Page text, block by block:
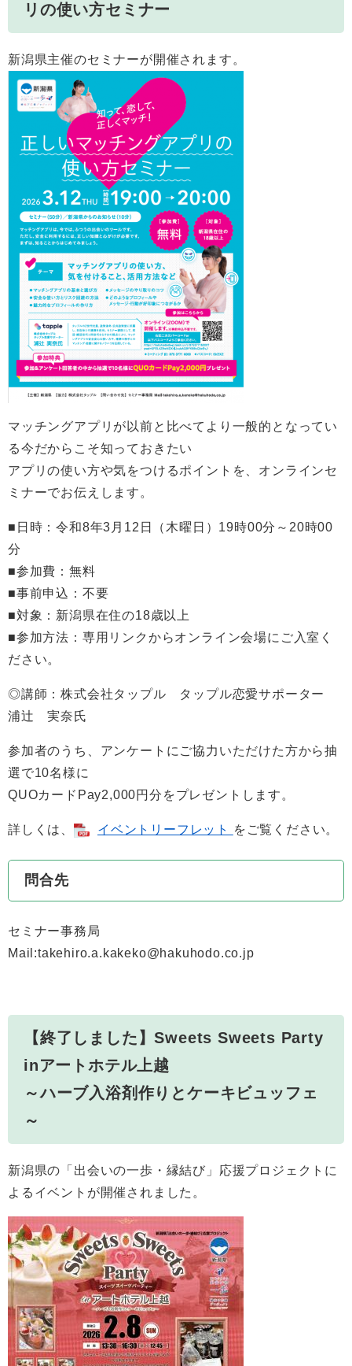
リの使い方セミナー
新潟県主催のセミナーが開催されます。
マッチングアプリが以前と比べてより一般的となってい
る今だからこそ知っておきたい
アプリの使い方や気をつけるポイントを、オンラインセ
ミナーでお伝えします。
■日時：令和8年3月12日（木曜日）19時00分～20時00
分
■参加費：無料
■事前申込：不要
■対象：新潟県在住の18歳以上
■参加方法：専用リンクからオンライン会場にご入室く
ださい。
◎講師：株式会社タップル タップル恋愛サポーター
浦辻 実奈氏
参加者のうち、アンケートにご協力いただけた方から抽
選で10名様に
QUOカードPay2,000円分をプレゼントします。
詳しくは、 イベントリーフレット をご覧ください。
問合先
セミナー事務局
Mail:takehiro.a.kakeko@hakuhodo.co.jp
【終了しました】Sweets Sweets Party
inアートホテル上越
～ハーブ入浴剤作りとケーキビュッフェ
～
新潟県の「出会いの一歩・縁結び」応援プロジェクトに
よるイベントが開催されました。